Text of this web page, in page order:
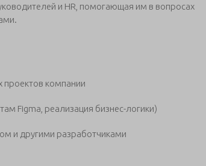
и HR, помогающая им в вопросах
проектов компании
Figma, реализация бизнес-логики)
и другими разработчиками